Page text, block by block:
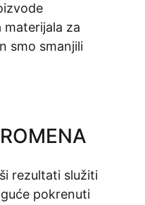
za
smo smanjili
rezultati služiti
pokrenuti